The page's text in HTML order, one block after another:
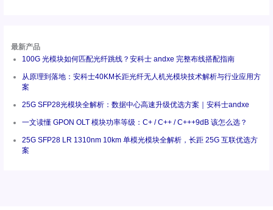
最新产品
100G 光模块如何匹配光纤跳线？安科士 andxe 完整布线搭配指南
从原理到落地：安科士40KM长距光纤无人机光模块技术解析与行业应用方
案
25G SFP28光模块全解析：数据中心高速升级优选方案｜安科士andxe
一文读懂 GPON OLT 模块功率等级：C+ / C++ / C+++9dB 该怎么选？
25G SFP28 LR 1310nm 10km 单模光模块全解析，长距 25G 互联优选方
案